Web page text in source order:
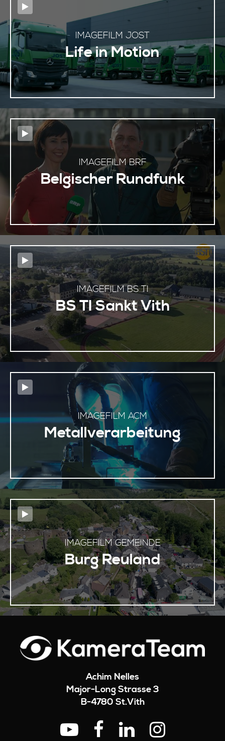
IMAGEFILM JOST
Life in Motion
IMAGEFILM BRF
Belgischer Rundfunk
IMAGEFILM BS TI
BS TI Sankt Vith
IMAGEFILM ACM
Metallverarbeitung
IMAGEFILM GEMEINDE
Burg Reuland
Achim Nelles
Major-Long Strasse 3
B-4780 St.Vith